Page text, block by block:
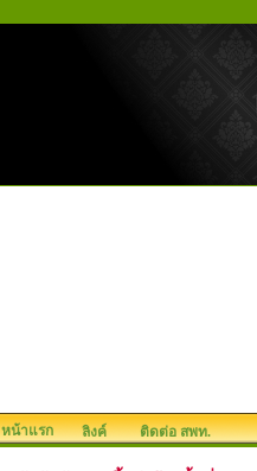
หน้าแรก ลิงค์ ติดต่อ สพท.